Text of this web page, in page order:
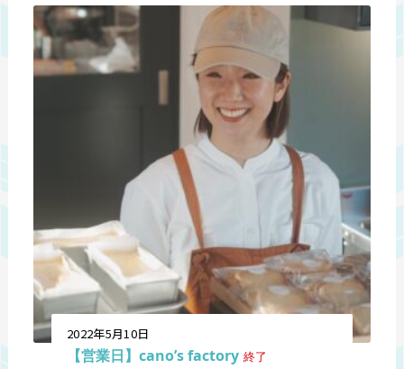
2022年5月10日
【営業日】cano’s factory 終了